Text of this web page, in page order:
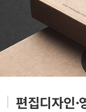
편집디자인·